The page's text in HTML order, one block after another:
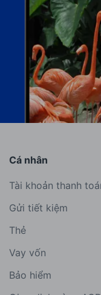
Cá nhân
Tài khoản thanh
Gửi tiết kiệm
Thẻ
Vay vốn
Bảo hiểm